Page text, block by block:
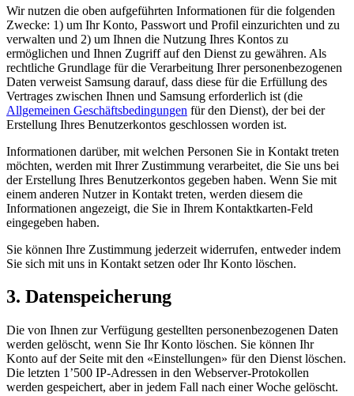
Wir nutzen die oben aufgeführten Informationen für die folgenden
Zwecke: 1) um Ihr Konto, Passwort und Profil einzurichten und zu
verwalten und 2) um Ihnen die Nutzung Ihres Kontos zu
ermöglichen und Ihnen Zugriff auf den Dienst zu gewähren. Als
rechtliche Grundlage für die Verarbeitung Ihrer personenbezogenen
Daten verweist Samsung darauf, dass diese für die Erfüllung des
Vertrages zwischen Ihnen und Samsung erforderlich ist (die
Allgemeinen Geschäftsbedingungen für den Dienst), der bei der
Erstellung Ihres Benutzerkontos geschlossen worden ist.
Informationen darüber, mit welchen Personen Sie in Kontakt treten
möchten, werden mit Ihrer Zustimmung verarbeitet, die Sie uns bei
der Erstellung Ihres Benutzerkontos gegeben haben. Wenn Sie mit
einem anderen Nutzer in Kontakt treten, werden diesem die
Informationen angezeigt, die Sie in Ihrem Kontaktkarten-Feld
eingegeben haben.
Sie können Ihre Zustimmung jederzeit widerrufen, entweder indem
Sie sich mit uns in Kontakt setzen oder Ihr Konto löschen.
3. Datenspeicherung
Die von Ihnen zur Verfügung gestellten personenbezogenen Daten
werden gelöscht, wenn Sie Ihr Konto löschen. Sie können Ihr
Konto auf der Seite mit den «Einstellungen» für den Dienst löschen.
Die letzten 1’500 IP-Adressen in den Webserver-Protokollen
werden gespeichert, aber in jedem Fall nach einer Woche gelöscht.